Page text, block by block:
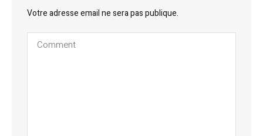
Votre adresse email ne sera pas publique.